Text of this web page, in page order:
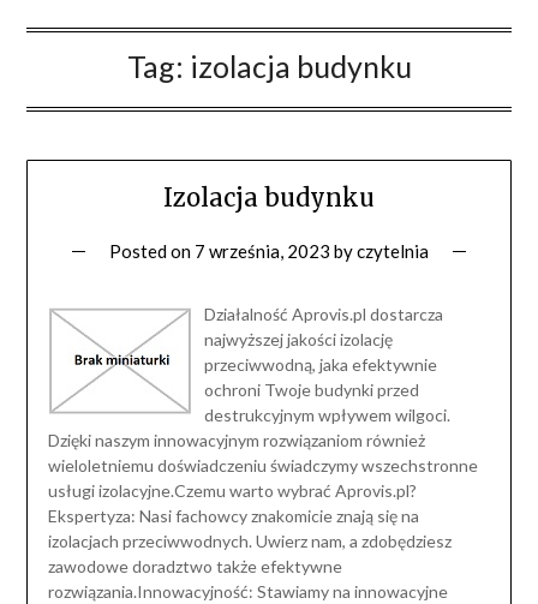
Tag: izolacja budynku
Izolacja budynku
Posted on 7 września, 2023 byczytelnia
Działalność Aprovis.pl dostarcza
najwyższej jakości izolację
przeciwwodną, jaka efektywnie
ochroni Twoje budynki przed
destrukcyjnym wpływem wilgoci.
Dzięki naszym innowacyjnym rozwiązaniom również
wieloletniemu doświadczeniu świadczymy wszechstronne
usługi izolacyjne.Czemu warto wybrać Aprovis.pl?
Ekspertyza: Nasi fachowcy znakomicie znają się na
izolacjach przeciwwodnych. Uwierz nam, a zdobędziesz
zawodowe doradztwo także efektywne
rozwiązania.Innowacyjność: Stawiamy na innowacyjne